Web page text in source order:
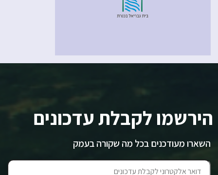
הירשמו לקבלת עדכונים
השארו מעודכנים בכל מה שקורה בעמק